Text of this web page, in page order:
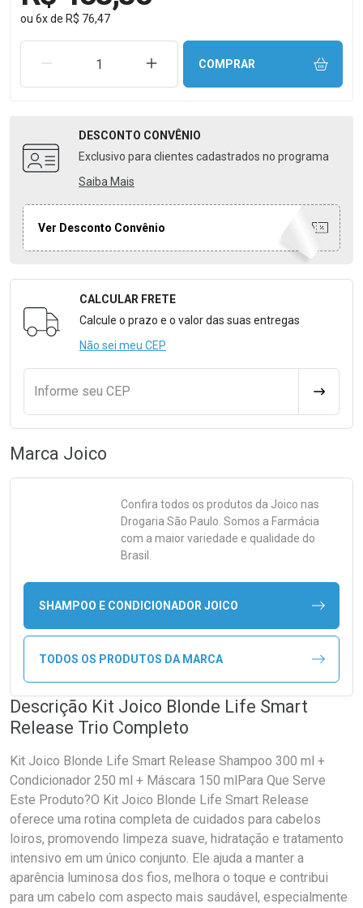
ou 6xde R$ 76,47
REMOVER UMA UNIDADEAUMENTAR UMA UNIDADE
COMPRAR
DESCONTO CONVÊNIO
Exclusivo para clientes cadastrados no programa
Saiba Mais
Ver Desconto Convênio
Formulário para Calcular o Frete
CALCULAR FRETE
Calcule o prazo e o valor das suas entregas
Não sei meu CEP
Informe seu CEP
Marca Joico
Confira todos os produtos da Joico nas
Drogaria São Paulo. Somos a Farmácia
com a maior variedade e qualidade do
Brasil.
SHAMPOO E CONDICIONADOR JOICO
TODOS OS PRODUTOS DA MARCA
Descrição Kit Joico Blonde Life Smart
Release Trio Completo
Kit Joico Blonde Life Smart Release Shampoo 300 ml +
Condicionador 250 ml + Máscara 150 mlPara Que Serve
Este Produto?O Kit Joico Blonde Life Smart Release
oferece uma rotina completa de cuidados para cabelos
loiros, promovendo limpeza suave, hidratação e tratamento
intensivo em um único conjunto. Ele ajuda a manter a
aparência luminosa dos fios, melhora o toque e contribui
para um cabelo com aspecto mais saudável, especialmente